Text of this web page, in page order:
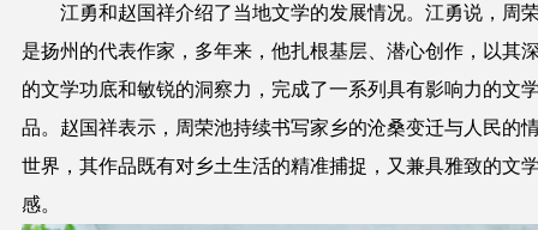
江勇和赵国祥介绍了当地文学的发展情况。江勇说，周
是扬州的代表作家，多年来，他扎根基层、潜心创作，以其
的文学功底和敏锐的洞察力，完成了一系列具有影响力的文
品。赵国祥表示，周荣池持续书写家乡的沧桑变迁与人民的
世界，其作品既有对乡土生活的精准捕捉，又兼具雅致的文
感。